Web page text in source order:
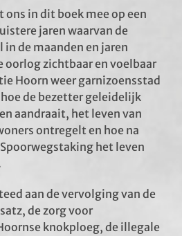
ons in dit boek mee op een
jaren waarvan de
de maanden en jaren
oorlog zichtbaar en voelbaar
Hoorn weer garnizoensstad
de bezetter geleidelijk
aandraait, het leven van
ontregelt en hoe na
het leven
aan de vervolging van de
de zorg voor
knokploeg, de illegale